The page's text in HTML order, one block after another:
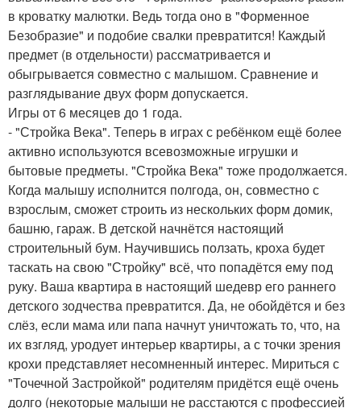
в кроватку малютки. Ведь тогда оно в "Форменное
Безобразие" и подобие свалки превратится! Каждый
предмет (в отдельности) рассматривается и
обыгрывается совместно с малышом. Сравнение и
разглядывание двух форм допускается.
Игры от 6 месяцев до 1 года.
- "Стройка Века". Теперь в играх с ребёнком ещё более
активно используются всевозможные игрушки и
бытовые предметы. "Стройка Века" тоже продолжается.
Когда малышу исполнится полгода, он, совместно с
взрослым, сможет строить из нескольких форм домик,
башню, гараж. В детской начнётся настоящий
строительный бум. Научившись ползать, кроха будет
таскать на свою "Стройку" всё, что попадётся ему под
руку. Ваша квартира в настоящий шедевр его раннего
детского зодчества превратится. Да, не обойдётся и без
слёз, если мама или папа начнут уничтожать то, что, на
их взгляд, уродует интерьер квартиры, а с точки зрения
крохи представляет несомненный интерес. Мириться с
"Точечной Застройкой" родителям придётся ещё очень
долго (некоторые малыши не расстаются с профессией